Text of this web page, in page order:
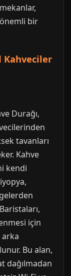
bir
Kahveciler
Durağı,
tavanları
Kahve
kendi
için
arka
Bu alan,
dağılmadan